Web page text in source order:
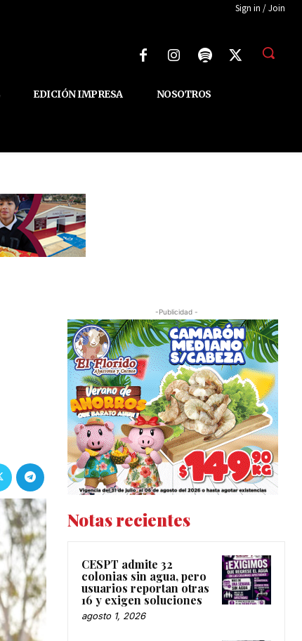
Sign in / Join
EDICIÓN IMPRESA NOSOTROS
-Publicidad -
Notas recientes
CESPT admite 32
colonias sin agua, pero
usuarios reportan otras
16 y exigen soluciones
agosto 1, 2026